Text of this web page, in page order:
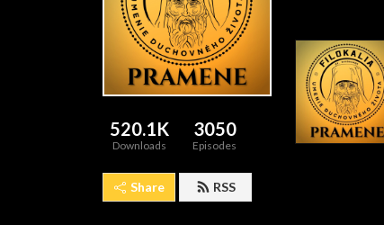
520.1K
Downloads
3050
Episodes
Share RSS